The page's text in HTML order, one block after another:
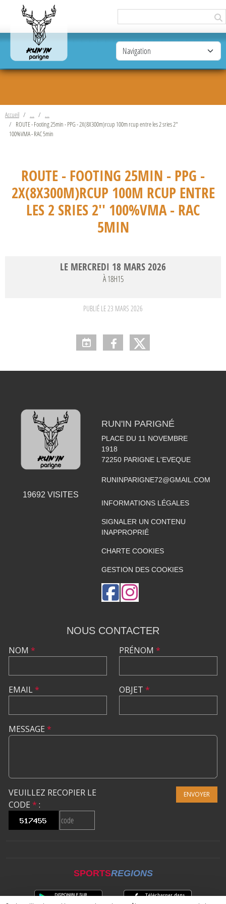
Accueil
ROUTE - Footing 25min - PPG - 2X(8X300m)rcup 100m rcup entre les 2 sries 2''
100%VMA - RAC 5min
ROUTE - FOOTING 25MIN - PPG -
2X(8X300M)RCUP 100M RCUP ENTRE
LES 2 SRIES 2'' 100%VMA - RAC
5MIN
LE MERCREDI 18 MARS2026
À 18H15
PUBLIÉ LE23 MARS 2026
19692 VISITES
RUN'IN PARIGNÉ
PLACE DU 11 NOVEMBRE
1918
72250 PARIGNE L'EVEQUE
RUNINPARIGNE72@GMAIL.COM
INFORMATIONS LÉGALES
SIGNALER UN CONTENU
INAPPROPRIÉ
CHARTE COOKIES
GESTION DES COOKIES
NOUS CONTACTER
NOM *
EMAIL*
PRÉNOM *
OBJET *
MESSAGE *
VEUILLEZ RECOPIER LE
CODE * :
ENVOYER
SPORTSREGIONS
Panneau de gestion des cookies